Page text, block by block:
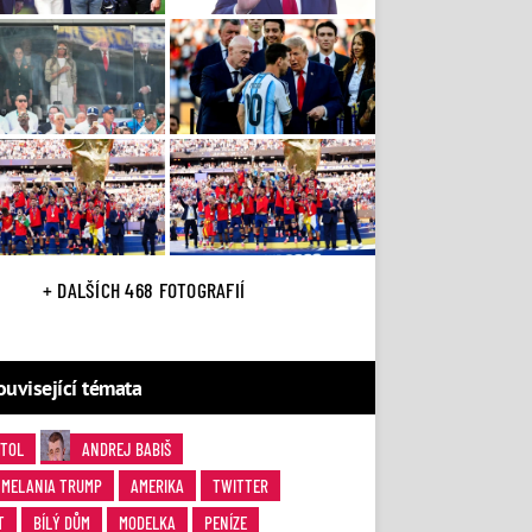
+ DALŠÍCH 468 FOTOGRAFIÍ
témata
ANDREJ BABIŠ
MELANIA TRUMP
AMERIKA
TWITTER
BÍLÝ DŮM MODELKA
PENÍZE